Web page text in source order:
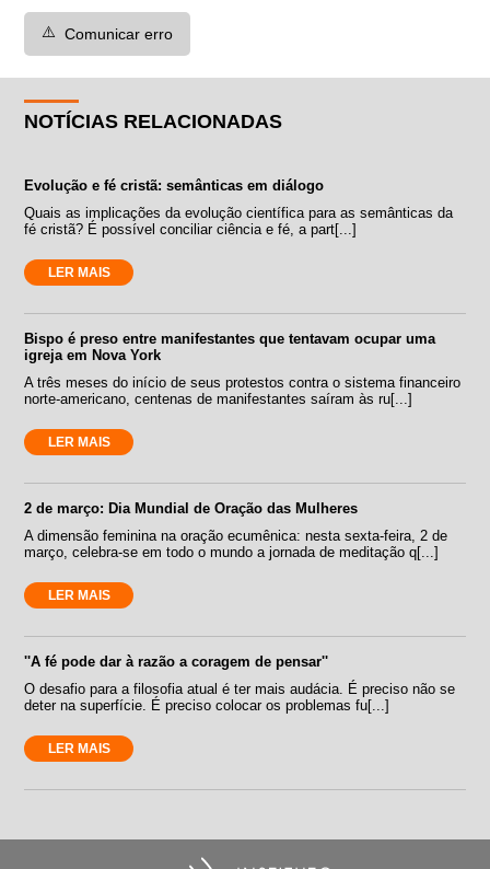
⚠️ Comunicar erro
NOTÍCIAS RELACIONADAS
Evolução e fé cristã: semânticas em diálogo
Quais as implicações da evolução científica para as semânticas da
fé cristã? É possível conciliar ciência e fé, a part[...]
LER MAIS
Bispo é preso entre manifestantes que tentavam ocupar uma
igreja em Nova York
A três meses do início de seus protestos contra o sistema financeiro
norte-americano, centenas de manifestantes saíram às ru[...]
LER MAIS
2 de março: Dia Mundial de Oração das Mulheres
A dimensão feminina na oração ecumênica: nesta sexta-feira, 2 de
março, celebra-se em todo o mundo a jornada de meditação q[...]
LER MAIS
''A fé pode dar à razão a coragem de pensar''
O desafio para a filosofia atual é ter mais audácia. É preciso não se
deter na superfície. É preciso colocar os problemas fu[...]
LER MAIS